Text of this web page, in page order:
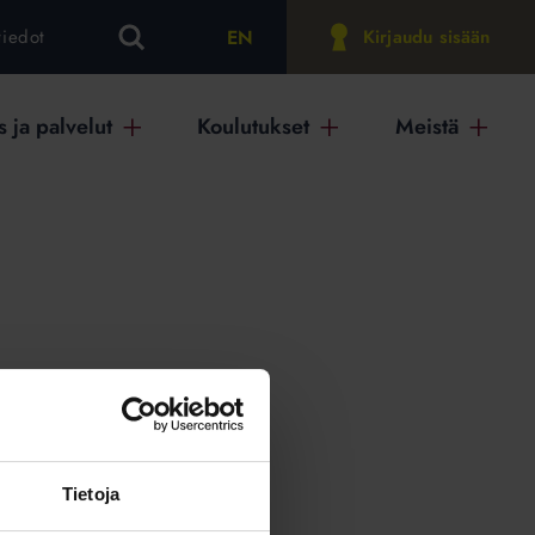
Tietoja
EN Kirjaudu sisään
ja palvelut Koulutukset Meistä